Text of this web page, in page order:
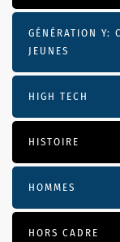
GÉNÉRATION Y:
JEUNES
HIGH TECH
HISTOIRE
HOMMES
HORS CADRE